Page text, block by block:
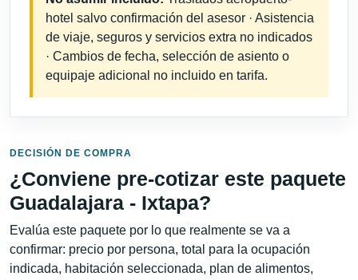
hotel salvo confirmación del asesor · Asistencia
de viaje, seguros y servicios extra no indicados
· Cambios de fecha, selección de asiento o
equipaje adicional no incluido en tarifa.
DECISIÓN DE COMPRA
¿Conviene pre-cotizar este paquete
Guadalajara - Ixtapa?
Evalúa este paquete por lo que realmente se va a
confirmar: precio por persona, total para la ocupación
indicada, habitación seleccionada, plan de alimentos,